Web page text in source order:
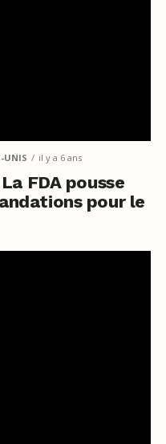
UNIS il y a 6 ans
FDA pousse
pour le